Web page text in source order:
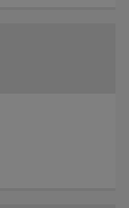
16 Juli 2026